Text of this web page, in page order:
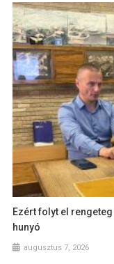
Ezért folyt el rengeteg
hunyó
augusztus 7, 2026